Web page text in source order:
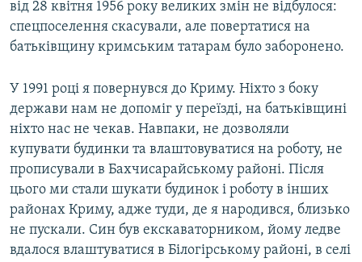
від 28 квітня 1956 року великих змін не відбулося:
спецпоселення скасували, але повертатися на
батьківщину кримським татарам було заборонено.
У 1991 році я повернувся до Криму. Ніхто з боку
держави нам не допоміг у переїзді, на батьківщині
ніхто нас не чекав. Навпаки, не дозволяли
купувати будинки та влаштовуватися на роботу, не
прописували в Бахчисарайському районі. Після
цього ми стали шукати будинок і роботу в інших
районах Криму, адже туди, де я народився, близько
не пускали. Син був екскаваторником, йому ледве
вдалося влаштуватися в Білогірському районі, в селі